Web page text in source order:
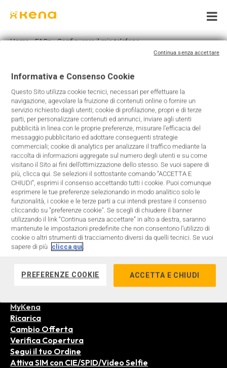
content
Home»FAQs»Configurare il mio telefono
Configurare il mio telefono
Il tuo telefono si configurerà automaticamente non appena
la SIM Kena Mobile sarà attivata in rete: basterà solo
accettare il messaggio auto-configurante che riceverai alla
prima accensione.
Nel caso in cui il tuo telefono non ricevesse il messaggio
auto-configurante puoi procedere manualmente seguendo
le semplici istruzioni per il sistema operativo iOS o Android
presenti nella pagina “Configurazione Telefono”
MyKena
Ricarica
Cambio Offerta
Verifica Copertura
Segui il tuo Ordine
Attiva SIM con CIE/SPID/Video Selfie
Informativa e Consenso Cookie
Questo Sito utilizza cookie tecnici, necessari per effettuare la
navigazione, agevolare la fruizione di contenuti online o fornire un
servizio richiesto dagli utenti; cookie di profilazione, propri e di terze
parti, per personalizzare contenuti ed annunci, inviare agli utenti
pubblicità in linea con le proprie preferenze, misurare l’efficacia del
messaggio pubblicitario ed adottare conseguenti strategie
commerciali; cookie di analytics per analizzare il traffico mediante la
raccolta di informazioni aggregate sul numero degli utenti e su come
visitano il Sito ai fini dell’ottimizzazione dello stesso. Se vuoi sapere di
più, clicca qui. Se selezioni il sottostante comando “ACCETTA E
CHIUDI”, esprimi il consenso accettando tutti i cookie. Puoi comunque
esprimere le tue preferenze selezionando in modo analitico solo le
funzionalità, i cookie e le terze parti a cui intendi prestare il consenso
cliccando su "preferenze cookie". Se scegli di chiudere il banner
utilizzando il link “Continua senza accettare” in alto a destra, saranno
mantenute le impostazioni predefinite che non consentono l’utilizzo di
cookie o altri strumenti di tracciamento diversi da quelli tecnici. Se vuoi
sapere di più clicca qui.
PREFERENZE COOKIE ACCETTA E CHIUDI
Continua senza accettare